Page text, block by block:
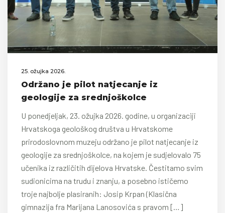
25. ožujka 2026.
Održano je pilot natjecanje iz
geologije za srednjoškolce
U ponedjeljak, 23. ožujka 2026. godine, u organizaciji
Hrvatskoga geološkog društva u Hrvatskome
prirodoslovnom muzeju održano je pilot natjecanje iz
geologije za srednjoškolce, na kojem je sudjelovalo 75
učenika iz različitih dijelova Hrvatske. Čestitamo svim
sudionicima na trudu i znanju, a posebno ističemo
troje najbolje plasiranih: Josip Krpan (Klasična
gimnazija fra Marijana Lanosovića s pravom […]